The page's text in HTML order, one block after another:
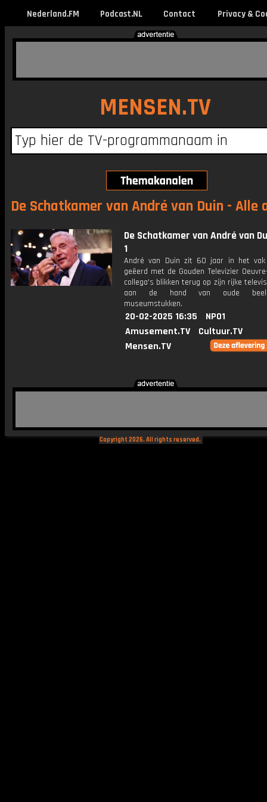
Nederland.FM Podcast.NL Contact Privacy &
MENSEN.TV
De Schatkamer van André van Duin - Alle
De Schatkamer van André van
1
André van Duin zit 60 jaar in het
geëerd met de Gouden Televizier
collega's blikken terug op zijn rijke
aan de hand van oude
museumstukken.
20-02-2025 16:35
NPO1
Amusement.TV
Cultuur.TV
Mensen.TV
Copyright 2026. All rights reserved.